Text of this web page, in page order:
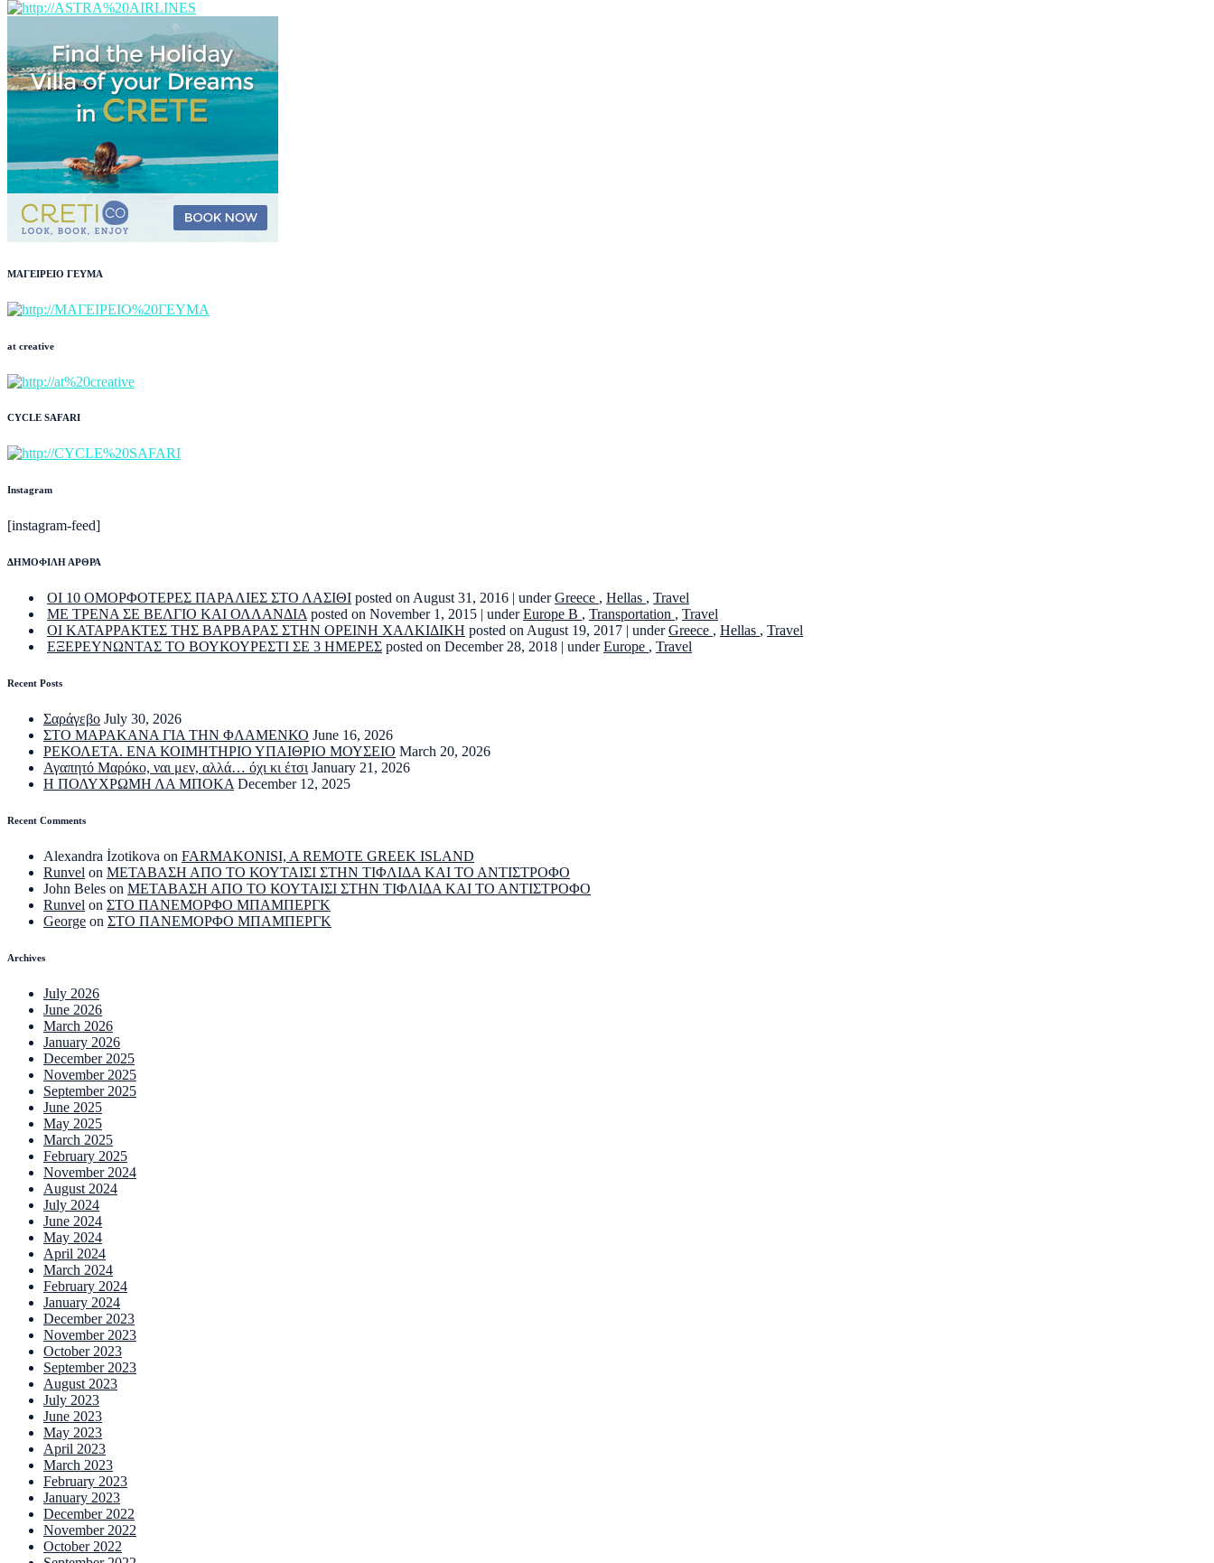
ΜΑΓΕΙΡΕΙΟ ΓΕΥΜΑ
at creative
CYCLE SAFARI
Instagram
[instagram-feed]
ΔΗΜΟΦΙΛΗ ΑΡΘΡΑ
ΟΙ 10 ΟΜΟΡΦΟΤΕΡΕΣ ΠΑΡΑΛΙΕΣ ΣΤΟ ΛΑΣΙΘΙ posted on August 31, 2016 | underGreece , Hellas , Travel
ΜΕ ΤΡΕΝΑ ΣΕ ΒΕΛΓΙΟ ΚΑΙ ΟΛΛΑΝΔΙΑ posted on November 1, 2015 | underEurope B , Transportation , Travel
ΟΙ ΚΑΤΑΡΡΑΚΤΕΣ ΤΗΣ ΒΑΡΒΑΡΑΣ ΣΤΗΝ ΟΡΕΙΝΗ ΧΑΛΚΙΔΙΚΗ posted on August 19, 2017 | underGreece , Hellas , Travel
ΕΞΕΡΕΥΝΩΝΤΑΣ ΤΟ ΒΟΥΚΟΥΡΕΣΤΙ ΣΕ 3 ΗΜΕΡΕΣ posted on December 28, 2018 | underEurope , Travel
Recent Posts
Σαράγεβο July 30, 2026
ΣΤΟ ΜΑΡΑΚΑΝΑ ΓΙΑ ΤΗΝ ΦΛΑΜΕΝΚΟ June 16, 2026
ΡΕΚΟΛΕΤΑ. ΕΝΑ ΚΟΙΜΗΤΗΡΙΟ ΥΠΑΙΘΡΙΟ ΜΟΥΣΕΙΟ March 20, 2026
Αγαπητό Μαρόκο, ναι μεν, αλλά… όχι κι έτσι January 21, 2026
Η ΠΟΛΥΧΡΩΜΗ ΛΑ ΜΠΟΚΑ December 12, 2025
Recent Comments
Alexandra İzotikova on FARMAKONISI, A REMOTE GREEK ISLAND
Runvel on ΜΕΤΑΒΑΣΗ ΑΠΟ ΤΟ ΚΟΥΤΑΙΣΙ ΣΤΗΝ ΤΙΦΛΙΔΑ ΚΑΙ ΤΟ ΑΝΤΙΣΤΡΟΦΟ
John Beles on ΜΕΤΑΒΑΣΗ ΑΠΟ ΤΟ ΚΟΥΤΑΙΣΙ ΣΤΗΝ ΤΙΦΛΙΔΑ ΚΑΙ ΤΟ ΑΝΤΙΣΤΡΟΦΟ
Runvel on ΣΤΟ ΠΑΝΕΜΟΡΦΟ ΜΠΑΜΠΕΡΓΚ
George on ΣΤΟ ΠΑΝΕΜΟΡΦΟ ΜΠΑΜΠΕΡΓΚ
Archives
July 2026
June 2026
March 2026
January 2026
December 2025
November 2025
September 2025
June 2025
May 2025
March 2025
February 2025
November 2024
August 2024
July 2024
June 2024
May 2024
April 2024
March 2024
February 2024
January 2024
December 2023
November 2023
October 2023
September 2023
August 2023
July 2023
June 2023
May 2023
April 2023
March 2023
February 2023
January 2023
December 2022
November 2022
October 2022